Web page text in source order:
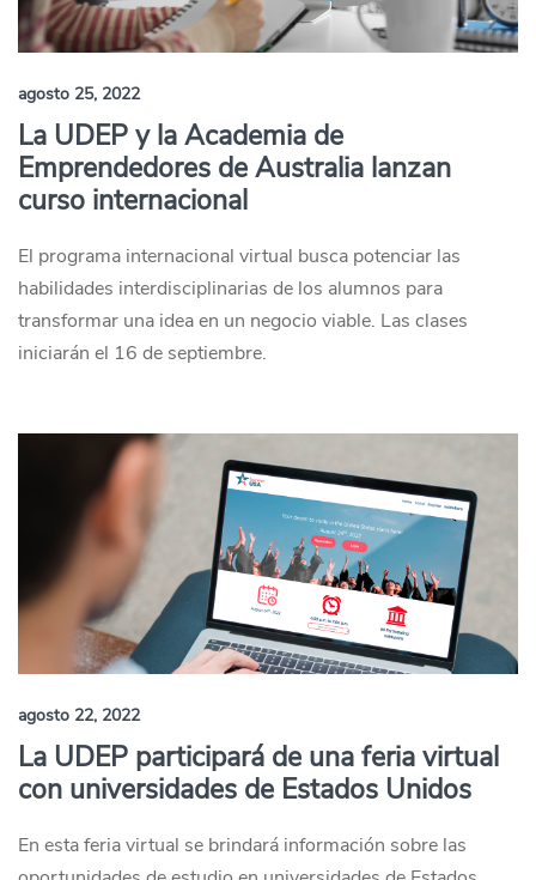
agosto 25, 2022
La UDEP y la Academia de
Emprendedores de Australia lanzan
curso internacional
El programa internacional virtual busca potenciar las
habilidades interdisciplinarias de los alumnos para
transformar una idea en un negocio viable. Las clases
iniciarán el 16 de septiembre.
agosto 22, 2022
La UDEP participará de una feria virtual
con universidades de Estados Unidos
En esta feria virtual se brindará información sobre las